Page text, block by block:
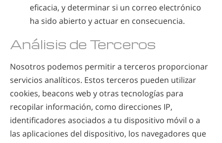
eficacia, y determinar si un correo electrónico
ha sido abierto y actuar en consecuencia.
Análisis de Terceros
Nosotros podemos permitir a terceros proporcionar
servicios analíticos. Estos terceros pueden utilizar
cookies, beacons web y otras tecnologías para
recopilar información, como direcciones IP,
identificadores asociados a tu dispositivo móvil o a
las aplicaciones del dispositivo, los navegadores que